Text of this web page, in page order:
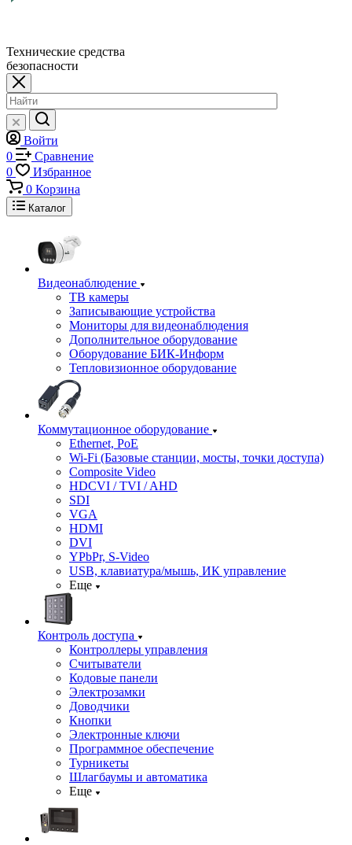
Технические средства
безопасности
Войти
0
Сравнение
0
Избранное
0 Корзина
Каталог
Видеонаблюдение
ТВ камеры
Записывающие устройства
Мониторы для видеонаблюдения
Дополнительное оборудование
Оборудование БИК-Информ
Тепловизионное оборудование
Коммутационное оборудование
Ethernet, PoE
Wi-Fi (Базовые станции, мосты, точки доступа)
Composite Video
HDCVI / TVI / AHD
SDI
VGA
HDMI
DVI
YPbPr, S-Video
USB, клавиатура/мышь, ИК управление
Еще
Контроль доступа
Контроллеры управления
Считыватели
Кодовые панели
Электрозамки
Доводчики
Кнопки
Электронные ключи
Программное обеспечение
Турникеты
Шлагбаумы и автоматика
Еще